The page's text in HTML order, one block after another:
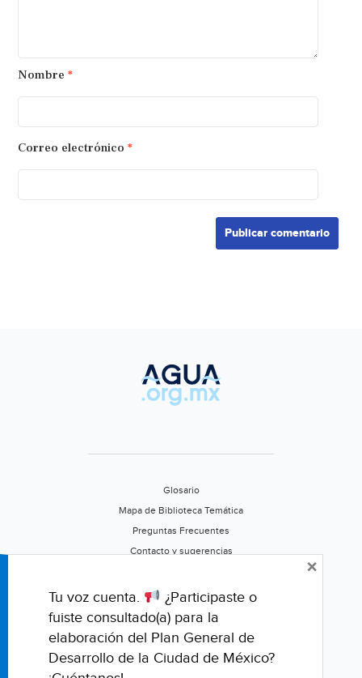
Nombre *
Correo electrónico *
Glosario
Mapa de Biblioteca Temática
Preguntas Frecuentes
Contacto y sugerencias
Califica este portal
Tu voz cuenta.
¿Participaste o
fuiste consultado(a) para la
elaboración del Plan General de
Desarrollo de la Ciudad de México?
×